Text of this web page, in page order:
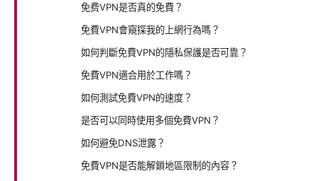
免费VPN是否真的免費？
免費VPN會窺探我的上網行為嗎？
如何判斷免費VPN的隱私保護是否可靠？
免費VPN適合用於工作嗎？
如何測試免費VPN的速度？
是否可以同時使用多個免費VPN？
如何避免DNS泄露？
免費VPN是否能解鎖地區限制的內容？